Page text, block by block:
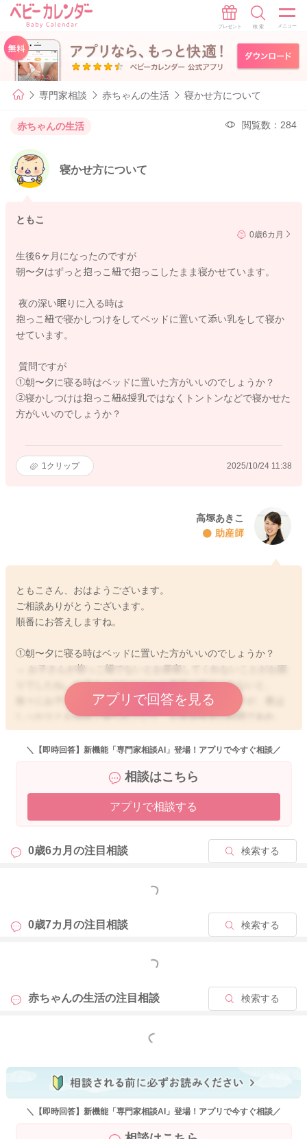
専門家相談 赤ちゃんの生活 寝かせ方について
赤ちゃんの生活 閲覧数：284
寝かせ方について
ともこ
0歳6カ月
生後6ヶ月になったのですが
朝〜夕はずっと抱っこ紐で抱っこしたまま寝かせています。
夜の深い眠りに入る時は
抱っこ紐で寝かしつけをしてベッドに置いて添い乳をして寝か
せています。
質問ですが
①朝〜夕に寝る時はベッドに置いた方がいいのでしょうか？
②寝かしつけは抱っこ紐&授乳ではなくトントンなどで寝かせた
方がいいのでしょうか？
1 クリップ 2025/10/24 11:38
高塚あきこ
助産師
ともこさん、おはようございます。
ご相談ありがとうございます。
順番にお答えしますね。
①朝〜夕に寝る時はベッドに置いた方がいいのでしょうか？
→ お子さんが抱っこ紐でないとお昼寝してくれないことがお困
りでしたね。お子さんがなかなかお布団で寝てくれないと、
徐々にお子さんも重くなってきて大変ですよね。ですが、夜は
しっかりとお布団で寝られていて、お昼寝程度の時間であれ
ば、お子さんのお身体としては、特に問題ないと思います。そ
もそもお子さんの眠りは大人よりも浅いのですが、どうしても
が浅くなることはよくあります。ママさんの気配を感じられな
かったり、周りの環境音がすることで、一度寝ついてもすぐに
起きてしまうお子さんは多いですよ。夜は比較的まとめて寝て
況を作っていただいて、夜と同じ入眠儀式を使いながら、お布
団でお昼寝できるようになさるように練習なさるといいと思い
少しずつ、ご無理のない範囲からお布団での寝かしつけにも慣
がついてきていることもありますので、日中はうつ伏せ遊びな
ど身体を使った遊びをなさったり、お出かけやお散歩などたく
ありますよ。よろしければお試しくださいね。
②寝かしつけは抱っこ紐&授乳ではなくトントンなどで寝かせた
方がいいのでしょうか？
でないとなかなか寝てくれないお子さんは意外と多いですよ
ると、細切れ睡眠にもなりやすいと言われていますが、お子さ
すよ。大人でも、今までの習慣を急に変えようとしても、なか
アプリで回答を見る
＼【即時回答】新機能「専門家相談AI」登場！アプリで今すぐ相談／
相談はこちら
アプリで相談する
0歳6カ月の注目相談 検索する
もっと見る
0歳7カ月の注目相談 検索する
もっと見る
赤ちゃんの生活の注目相談 検索する
もっと見る
＼【即時回答】新機能「専門家相談AI」登場！アプリで今すぐ相談／